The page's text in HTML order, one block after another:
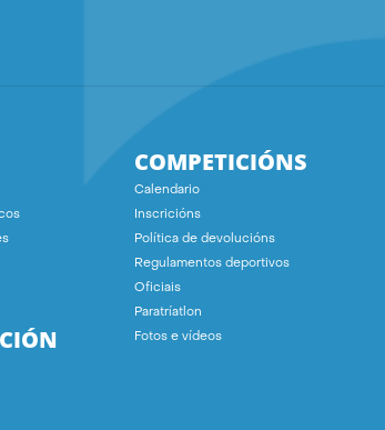
COMPETICIÓNS
Calendario
Inscricións
Política de devolucións
Regulamentos deportivos
Oficiais
Paratríatlon
Fotos e vídeos